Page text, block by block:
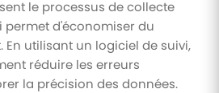
le processus de collecte
permet d'économiser du
En utilisant un logiciel de suivi,
réduire les erreurs
la précision des données.